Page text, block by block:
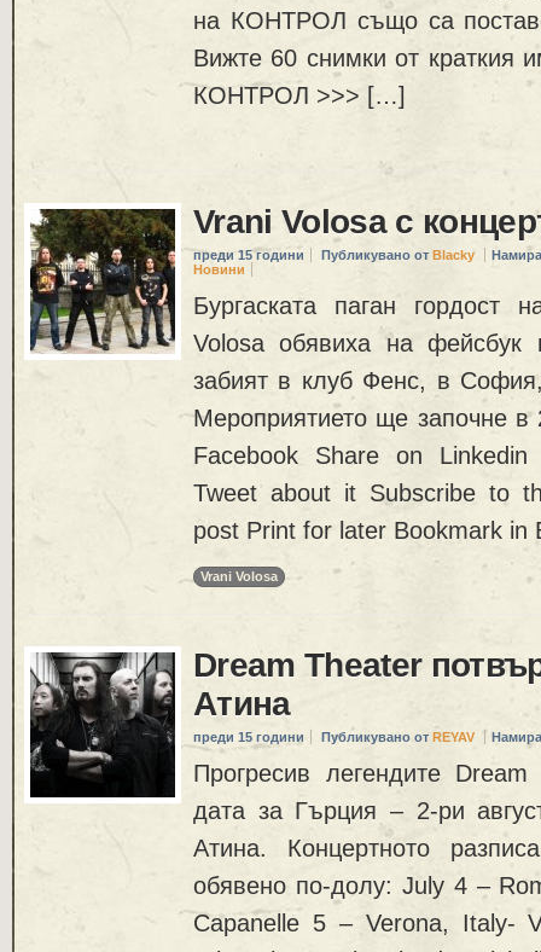
на КОНТРОЛ също са
Вижте 60 снимки от краткия
КОНТРОЛ >>> […]
Vrani Volosa с
преди 15 години Публикувано от Blacky
Новини
Бургаската паган гордост
Volosa обявиха на
забият в клуб Фенс, в
Мероприятието ще започне в
Facebook Share on
Tweet about it Subscribe to
post Print for later Bookmark
Vrani Volosa
Dream Theater
Атина
преди 15 години Публикувано от REYAV
Прогресив легендите
дата за Гърция – 2-ри
Атина. Концертното
обявено по-долу: July 4 –
Capanelle 5 – Verona, Italy-